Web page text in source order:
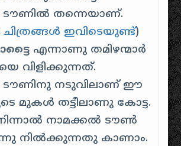
ടൗണിൽ തന്നെയാണ്.
ഇവിടെയുണ്ട്)
എന്നാണു തമിഴന്മാർ
വിളിക്കുന്നത്.
ടൗണിനു നടുവിലാണ് ഈ
മുകൾ തട്ടീലാണു കോട്ട.
നാമക്കൽ ടൗൺ
നിൽക്കുന്നതു കാണാം.